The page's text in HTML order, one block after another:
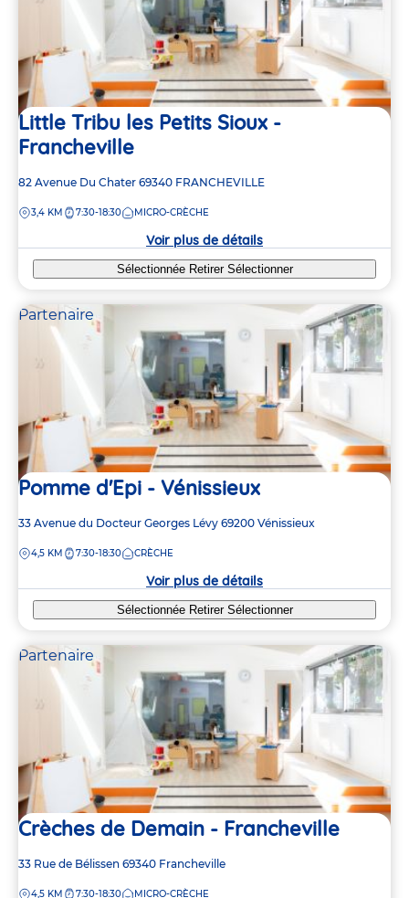
Little Tribu les Petits Sioux -
Francheville
Adresse
la
82 Avenue Du Chater 69340 FRANCHEVILLE
DISTANCE
3,4 KM 7:30-18:30 MICRO-CRÈCHE
Voir plus de détails
Sélectionnée Retirer Sélectionner
Partenaire
Pomme d'Epi - Vénissieux
Adresse
la
33 Avenue du Docteur Georges Lévy 69200 Vénissieux
DISTANCE
4,5 KM 7:30-18:30 CRÈCHE
Voir plus de détails
Sélectionnée Retirer Sélectionner
Partenaire
Crèches de Demain - Francheville
Adresse
33 Rue de Bélissen 69340 Francheville
DISTANCE
4,5 KM 7:30-18:30 MICRO-CRÈCHE
2
2
2
2